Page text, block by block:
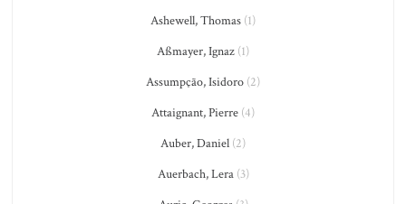
Ashewell, Thomas (1)
Aßmayer, Ignaz (1)
Assumpção, Isidoro (2)
Attaignant, Pierre (4)
Auber, Daniel (2)
Auerbach, Lera(3)